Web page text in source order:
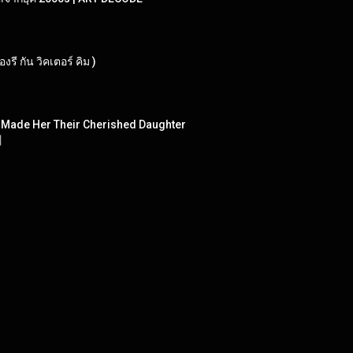
งรี กัน วิคเตอร์ คิม )
Her Their Cherished Daughter